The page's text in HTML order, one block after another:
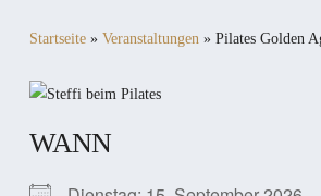
Startseite» Veranstaltungen» Pilates Golden
WANN